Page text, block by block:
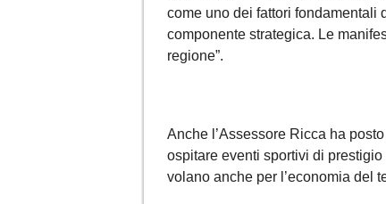
come uno dei fattori fondamentali
componente strategica. Le
regione”.
Anche l’Assessore Ricca ha
ospitare eventi sportivi di
volano anche per l’economia del